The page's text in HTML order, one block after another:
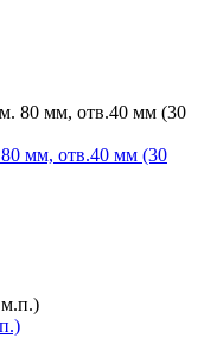
мм, отв.40 мм (30